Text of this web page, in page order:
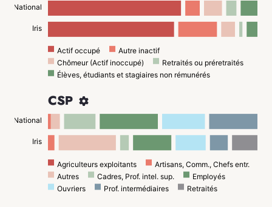
National
Iris
Actif occupé
Autre inactif
Chômeur (Actif inoccupé)
Retraités ou préretraités
Élèves, étudiants et stagiaires non rémunérés
CSP 
National
Iris
Agriculteurs exploitants
Artisans, Comm., Chefs entr.
Autres
Cadres, Prof. intel. sup.
Employés
Ouvriers
Prof. intermédiaires Retraités